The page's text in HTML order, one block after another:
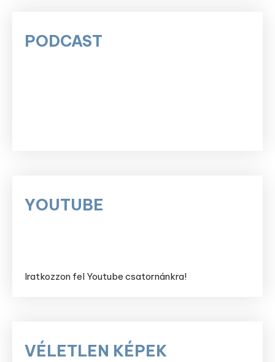
PODCAST
YOUTUBE
Iratkozzon fel Youtube csatornánkra!
VÉLETLEN KÉPEK